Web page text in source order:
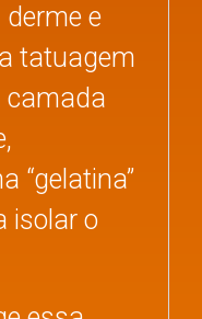
e
tatuagem
camada
“gelatina”
isolar o